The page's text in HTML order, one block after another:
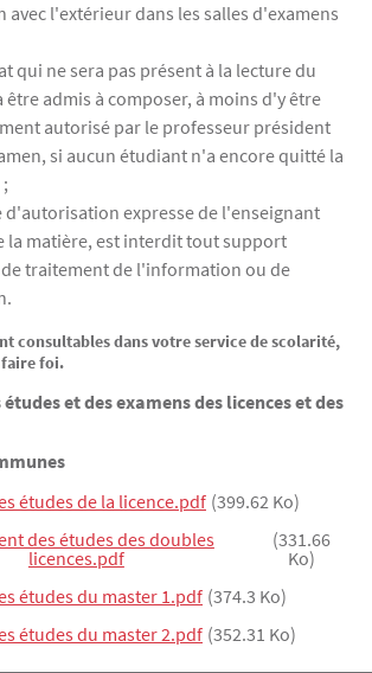
l'extérieur dans les salles d'examens
qui ne sera pas présent à la lecture du
admis à composer, à moins d'y être
autorisé par le professeur président
si aucun étudiant n'a encore quitté la
d'autorisation expresse de l'enseignant
la matière, est interdit tout support
traitement de l'information ou de
consultables dans votre service de scolarité,
faire foi.
et des examens des licences et des
études de la licence.pdf (399.62 Ko)
des études des doubles
licences.pdf
(331.66
Ko)
études du master 1.pdf (374.3 Ko)
études du master 2.pdf (352.31 Ko)